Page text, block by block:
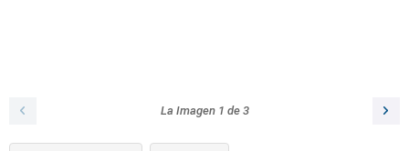
La Imagen 1 de 3